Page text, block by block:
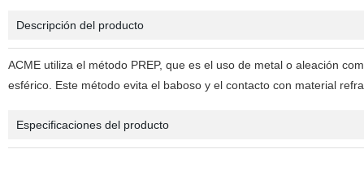
Descripción del producto
ACME utiliza el método PREP, que es el uso de metal o aleación
esférico. Este método evita el baboso y el contacto con material
Especificaciones del producto